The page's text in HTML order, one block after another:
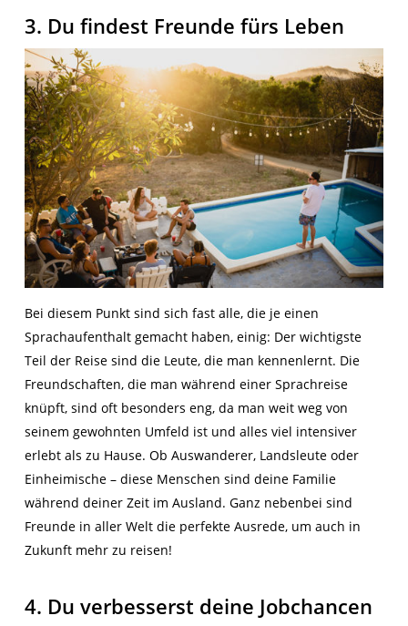
3. Du findest Freunde fürs Leben
Bei diesem Punkt sind sich fast alle, die je einen
Sprachaufenthalt gemacht haben, einig: Der wichtigste
Teil der Reise sind die Leute, die man kennenlernt. Die
Freundschaften, die man während einer Sprachreise
knüpft, sind oft besonders eng, da man weit weg von
seinem gewohnten Umfeld ist und alles viel intensiver
erlebt als zu Hause. Ob Auswanderer, Landsleute oder
Einheimische – diese Menschen sind deine Familie
während deiner Zeit im Ausland. Ganz nebenbei sind
Freunde in aller Welt die perfekte Ausrede, um auch in
Zukunft mehr zu reisen!
4. Du verbesserst deine Jobchancen